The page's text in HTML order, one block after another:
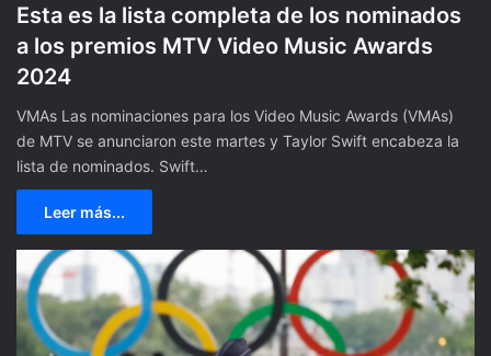
Esta es la lista completa de los nominados
a los premios MTV Video Music Awards
2024
VMAs Las nominaciones para los Video Music Awards (VMAs)
de MTV se anunciaron este martes y Taylor Swift encabeza la
lista de nominados. Swift…
Leer más...